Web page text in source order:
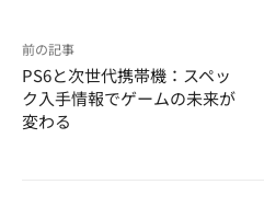
前の記事
PS6と次世代携帯機：スペッ
ク入手情報でゲームの未来が
変わる